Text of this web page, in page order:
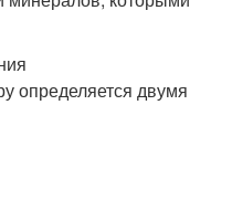
определяется двумя